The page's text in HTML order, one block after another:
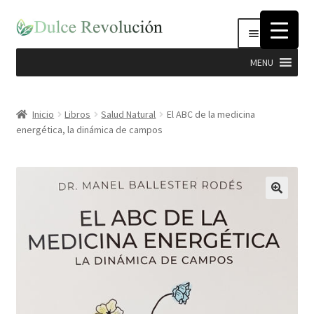
Ir
navegación
Ir
Menú
MENU
Productos Dulce Revolucion
Complementos Nutricionales
Stevia
Inicio Libros Salud Natural
El ABC de la medicina
energética, la dinámica de campos